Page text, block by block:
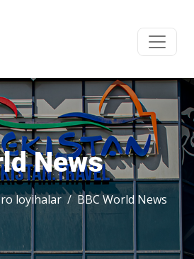
News
loyihalar BBC World News